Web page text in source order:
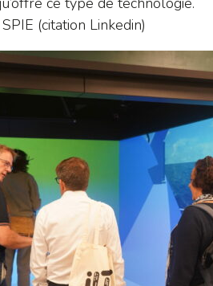
(citation Linkedin)